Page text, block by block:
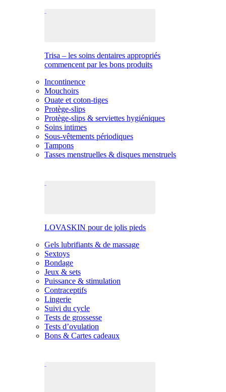
Trisa – les soins dentaires appropriés
commencent par les bons produits
Incontinence
Mouchoirs
Ouate et coton-tiges
Protège-slips
Protège-slips & serviettes hygiéniques
Soins intimes
Sous-vêtements périodiques
Tampons
Tasses menstruelles & disques menstruels
LOVASKIN pour de jolis pieds
Gels lubrifiants & de massage
Sextoys
Bondage
Jeux & sets
Puissance & stimulation
Contraceptifs
Lingerie
Suivi du cycle
Tests de grossesse
Tests d’ovulation
Bons & Cartes cadeaux